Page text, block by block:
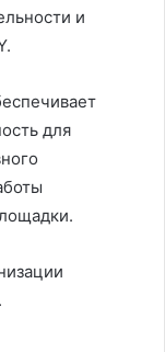
и
для